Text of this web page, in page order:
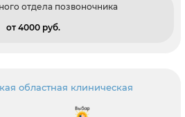
отдела позвоночника
от 4000 pуб.
областная клиническая